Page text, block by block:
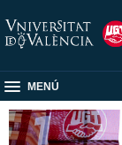
MENÚ